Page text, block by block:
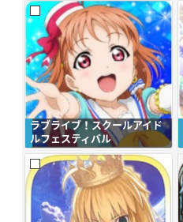
ラブライブ！スクールアイド
ルフェスティバル